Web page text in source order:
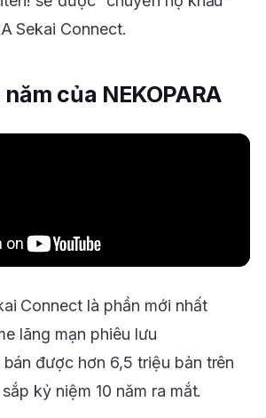
Sekai Connect.
của NEKOPARA
Connect là phần mới nhất
lãng mạn phiêu lưu
bán được hơn 6,5 triệu bản trên
kỷ niệm 10 năm ra mắt.